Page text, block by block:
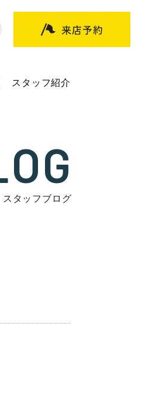
スタッフ紹介
スタッフブログ